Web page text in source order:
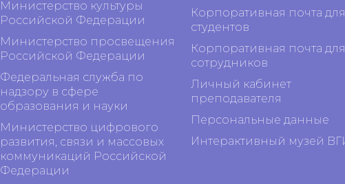
Министерство культуры
Российской Федерации
Министерство просвещения
Российской Федерации
Федеральная служба по
надзору в сфере
образования и науки
Министерство цифрового
развития, связи и массовых
коммуникаций Российской
Федерации
Корпоративная почта для
студентов
Корпоративная почта для
сотрудников
Личный кабинет
преподавателя
Персональные данные
Интерактивный музей